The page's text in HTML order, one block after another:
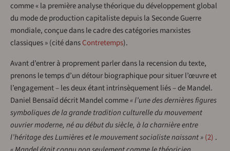
comme « la première analyse théorique du développement global
du mode de production capitaliste depuis la Seconde Guerre
mondiale, conçue dans le cadre des catégories marxistes
classiques » (cité dansContretemps).
Avant d’entrer à proprement parler dans la recension du texte,
prenons le temps d’un détour biographique pour situer l’œuvre et
l’engagement – les deux étant intrinsèquement liés – de Mandel.
Daniel Bensaïd décrit Mandel comme« l’une des dernières figures
symboliques de la grande tradition culturelle du mouvement
ouvrier moderne, né au début du siècle, à la charnière entre
l’héritage des Lumières et le mouvement socialiste naissant » 2 .